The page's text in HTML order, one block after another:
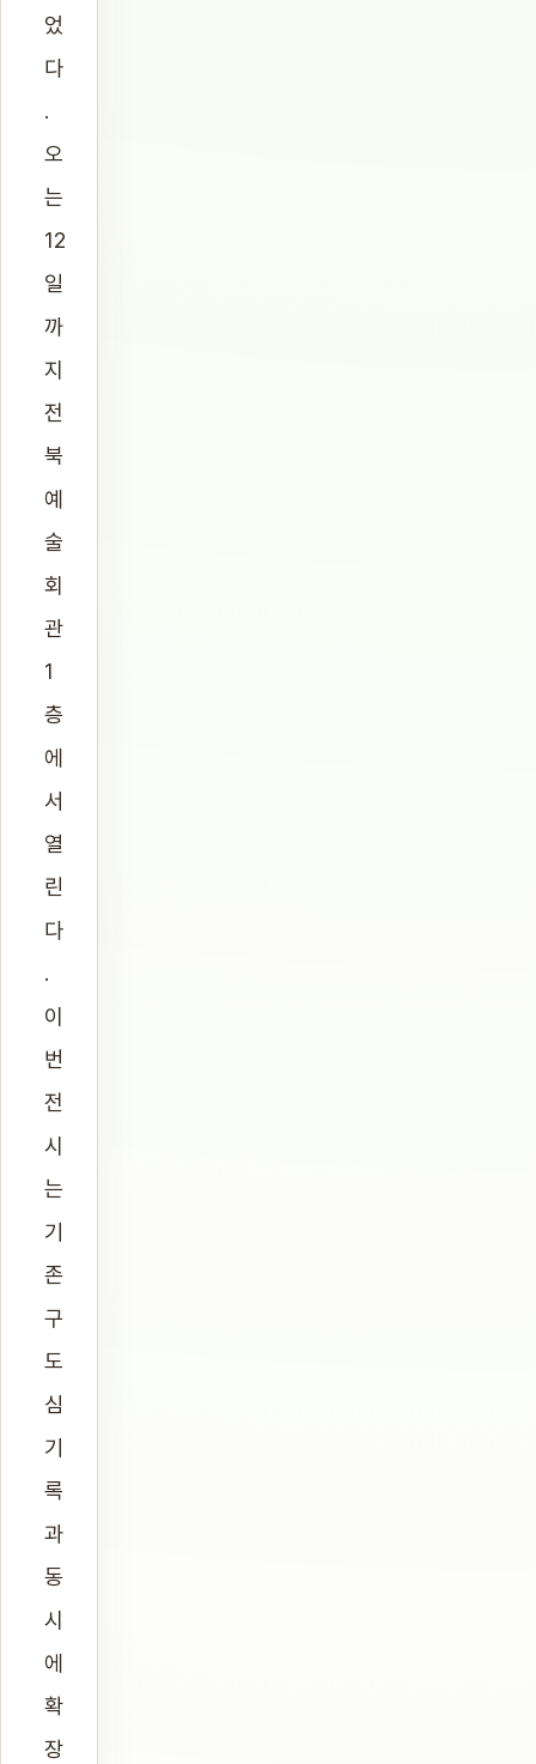
었
다
.
오
는
12
일
까
지
전
북
예
술
회
관
1
층
에
서
열
린
다
.
이
번
전
시
는
기
존
구
도
심
기
록
과
동
시
에
확
장